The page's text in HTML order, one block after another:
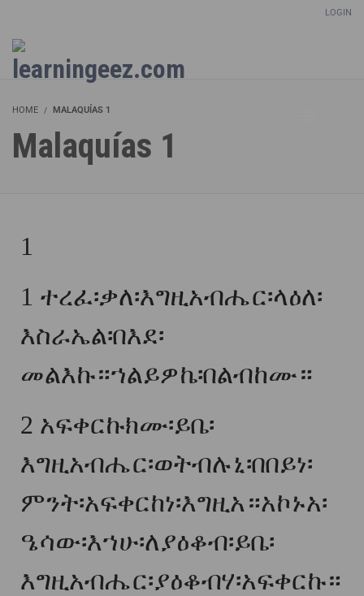
LOGIN
HOME MALAQUÍAS 1
Malaquías 1
1
1 ተረፈ፡ቃለ፡እግዚአብሔር፡ላዕለ፡
እስራኤል፡በእደ፡
መልእኩ።ኀልይዎኬ፡በልብከሙ።
2 አፍቀርኩክሙ፡ይቤ፡
እግዚአብሔር፡ወትብሉኒ፡በበይነ፡
ምንት፡አፍቀርከነ፡እግዚአ።አኮኑአ፡
ዔሳው፡እኀሁ፡ለያዕቆብ፡ይቤ፡
እግዚአብሔር፡ያዕቆብሃ፡አፍቀርኩ።